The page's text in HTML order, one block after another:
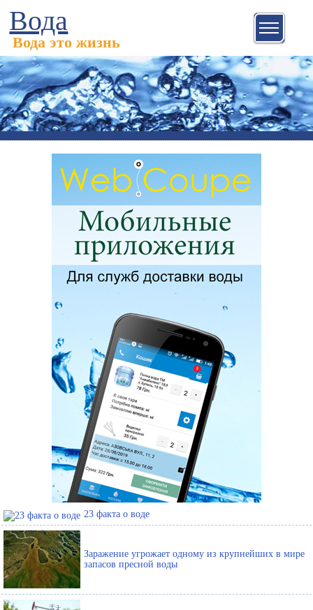
Вода
Вода это жизнь
23 факта о воде
Заражение угрожает одному из крупнейших в мире
запасов пресной воды